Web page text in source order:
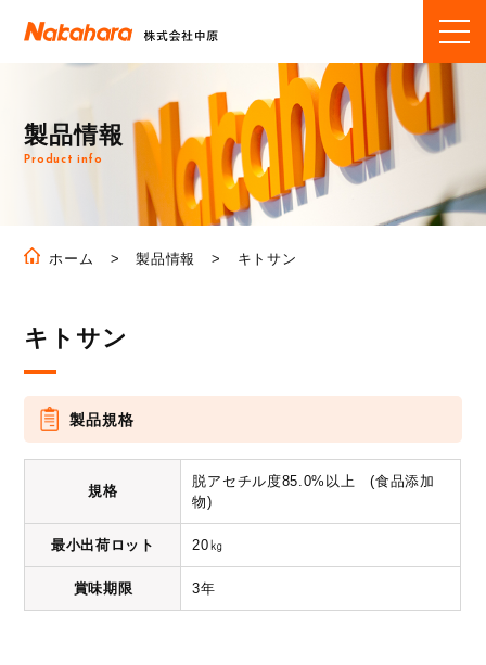
製品情報
Product info
ホーム 製品情報 キトサン
キトサン
製品規格
規格
脱アセチル度85.0%以上 (食品添加
物)
最小出荷ロット 20㎏
賞味期限 3年